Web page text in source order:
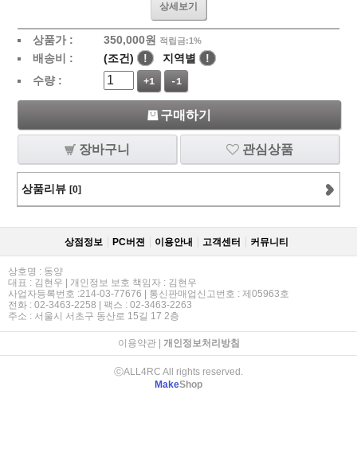
상세보기
상품가 : 350,000원 적립금:1%
배송비 : (조건) ! 지역별
!
수량 :
+1 -1
구매하기
장바구니 관심상품
상품리뷰 [0]
상점정보 PC버젼 이용안내 고객센터 커뮤니티
상호명 : 동양
대표 : 김현우 | 개인정보 보호 책임자 : 김현우
사업자등록번호 :214-03-77676 | 통신판매업신고번호 : 제05963호
전화 : 02-3463-2258 | 팩스 : 02-3463-2263
주소 : 서울시 서초구 동산로 15길 17 2층
이용약관| 개인정보처리방침
ⓒALL4RC All rights reserved.
MakeShop